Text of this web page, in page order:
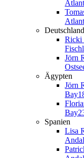
Deutschland
Ricki
Jörn
Ägypten
Jörn
Bay
Bay
Spanien
Lisa